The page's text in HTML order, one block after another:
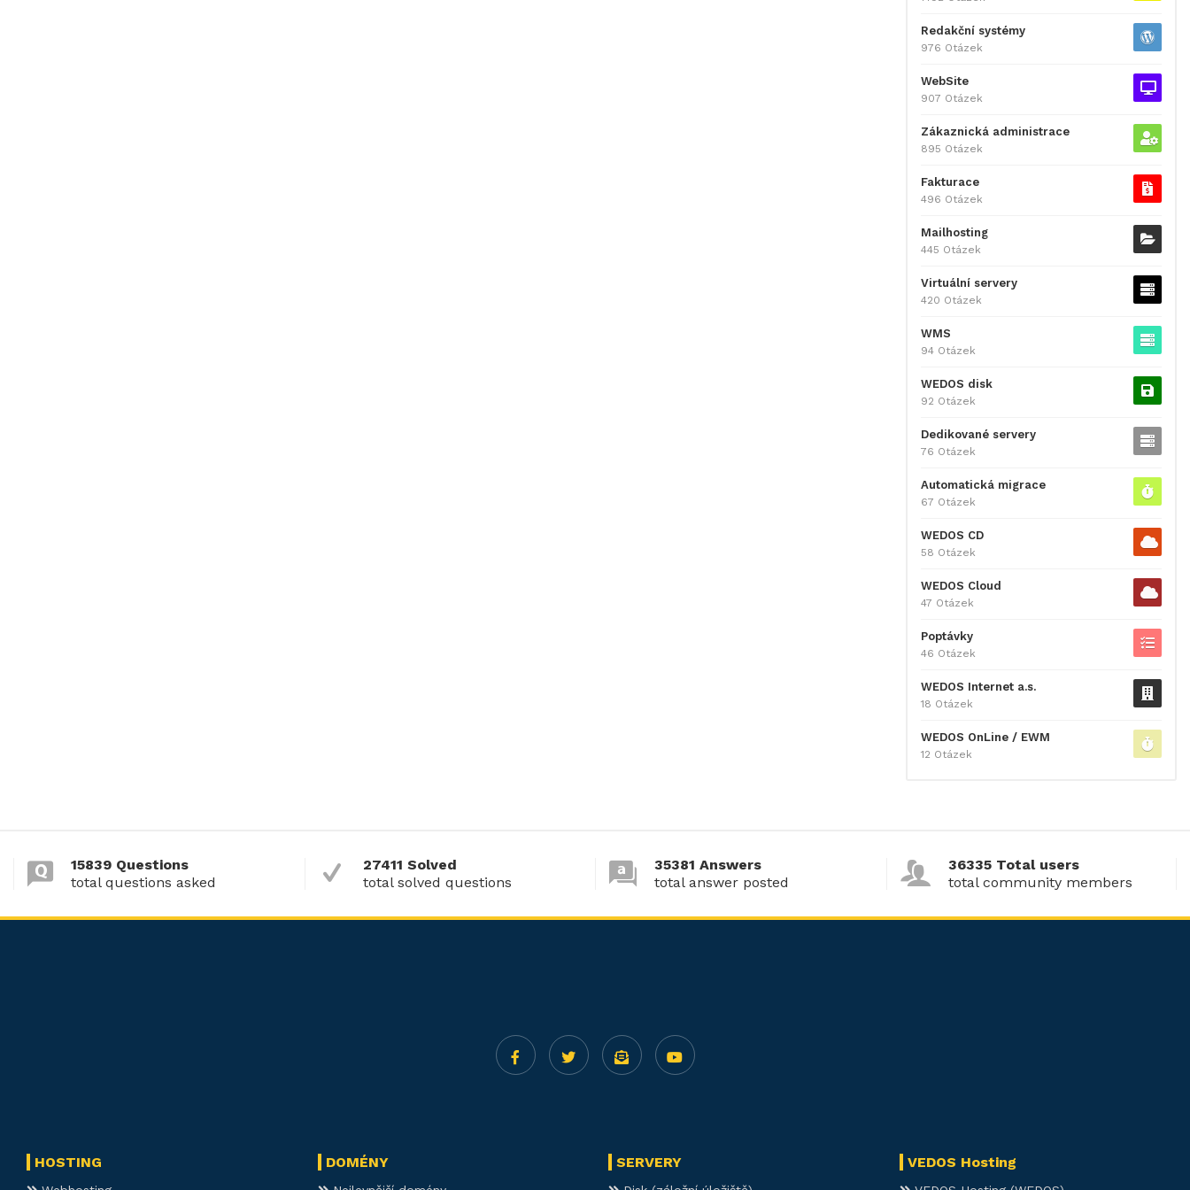
Redakční systémy
976 Otázek
WebSite
907 Otázek
Zákaznická administrace
895 Otázek
Fakturace
496 Otázek
Mailhosting
445 Otázek
Virtuální servery
420 Otázek
WMS
94 Otázek
WEDOS disk
92 Otázek
Dedikované servery
76 Otázek
Automatická migrace
67 Otázek
WEDOS CD
58 Otázek
WEDOS Cloud
47 Otázek
Poptávky
46 Otázek
WEDOS Internet a.s.
18 Otázek
WEDOS OnLine / EWM
12 Otázek
15839 Questions
total questions asked
27411 Solved
total solved questions
35381 Answers
total answer posted
36335 Total users
total community members
HOSTING DOMÉNY SERVERY VEDOS Hosting